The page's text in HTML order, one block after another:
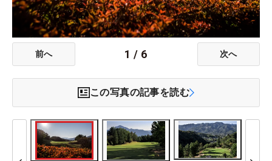
前へ 1 / 6 次へ
この写真の記事を読む